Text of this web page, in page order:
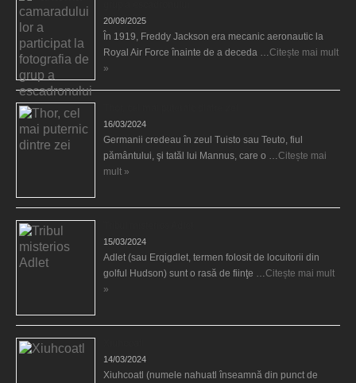
20/09/2025
În 1919, Freddy Jackson era mecanic aeronautic la
Royal Air Force înainte de a deceda …Citește mai mult
»
16/03/2024
Germanii credeau în zeul Tuisto sau Teuto, fiul
pământului, şi tatăl lui Mannus, care o …Citește mai
mult »
15/03/2024
Adlet (sau Erqigdlet, termen folosit de locuitorii din
golful Hudson) sunt o rasă de fiinţe …Citește mai mult
»
14/03/2024
Xiuhcoatl (numele nahuatl înseamnă din punct de